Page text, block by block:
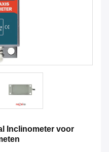
Inclinometer voor